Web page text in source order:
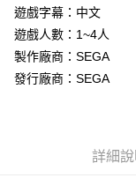
Google Pay
ATM付款
每筆NT$60，滿
遊戲字幕：中文
遊戲人數：1~4人
製作廠商：SEGA
發行廠商：SEGA
詳細說